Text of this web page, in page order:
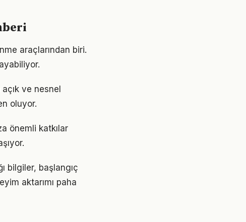
araçlarından biri.
ve nesnel
oluyor.
önemli katkılar
bilgiler, başlangıç
aktarımı paha